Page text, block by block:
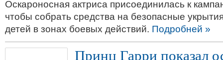
Оскароносная актриса присоединилась к
чтобы собрать средства на безопасные
детей в зонах боевых действий. Подробней »
Принц Гарри показал